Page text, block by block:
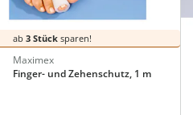
ab 3 Stück sparen!
Maximex
Finger- und Zehenschutz, 1 m